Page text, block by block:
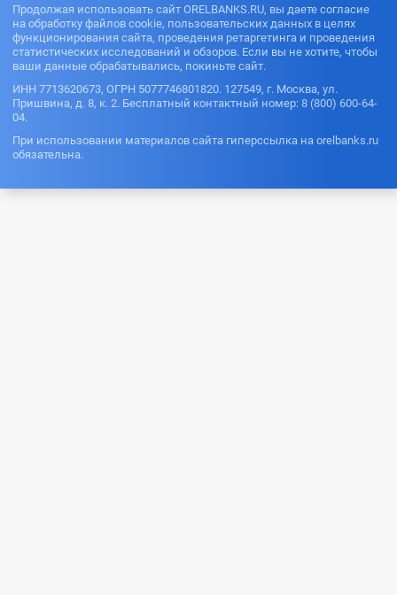
Продолжая использовать сайт ORELBANKS.RU, вы даете согласие
на обработку файлов cookie, пользовательских данных в целях
функционирования сайта, проведения ретаргетинга и проведения
статистических исследований и обзоров. Если вы не хотите, чтобы
ваши данные обрабатывались, покиньте сайт.
ИНН 7713620673, ОГРН 5077746801820. 127549, г. Москва, ул.
Пришвина, д. 8, к. 2. Бесплатный контактный номер: 8 (800) 600-64-
04.
При использовании материалов сайта гиперссылка на orelbanks.ru
обязательна.